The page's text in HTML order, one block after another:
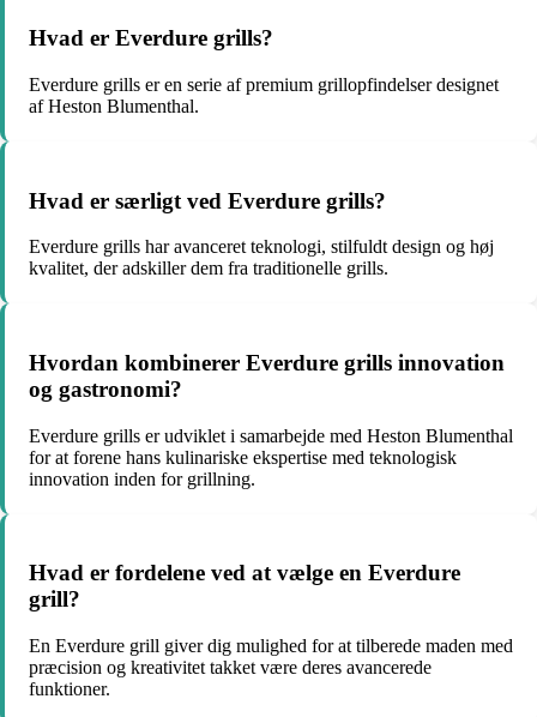
Hvad er Everdure grills?
Everdure grills er en serie af premium grillopfindelser designet
af Heston Blumenthal.
Hvad er særligt ved Everdure grills?
Everdure grills har avanceret teknologi, stilfuldt design og høj
kvalitet, der adskiller dem fra traditionelle grills.
Hvordan kombinerer Everdure grills innovation
og gastronomi?
Everdure grills er udviklet i samarbejde med Heston Blumenthal
for at forene hans kulinariske ekspertise med teknologisk
innovation inden for grillning.
Hvad er fordelene ved at vælge en Everdure
grill?
En Everdure grill giver dig mulighed for at tilberede maden med
præcision og kreativitet takket være deres avancerede
funktioner.